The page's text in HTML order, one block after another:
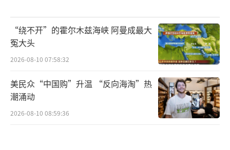
“绕不开”的霍尔木兹海峡 阿曼成最大
冤大头
2026-08-10 07:58:32
美民众“中国购”升温 “反向海淘”热
潮涌动
2026-08-10 08:59:36